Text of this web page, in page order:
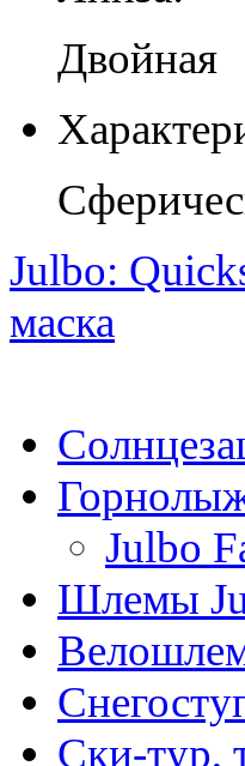
Двойная
Julbo:
маска
Julbo
Шлемы
Ски-тур,